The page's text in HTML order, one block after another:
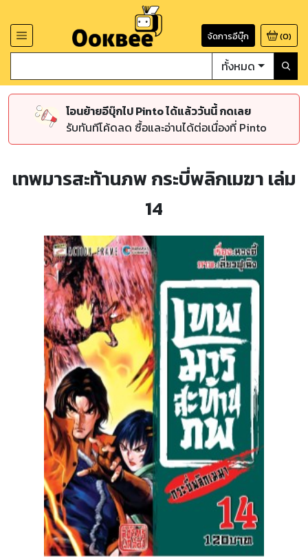
จัดการอีบุ๊ก (0)
ทั้งหมด
โอนย้ายอีบุ๊กไป Pinto ได้แล้ววันนี้ กดเลย
รับทันทีโค้ดลด ซื้อและอ่านได้ต่อเนื่องที่ Pinto
เทพมารสะท้านภพ กระบี่พลิกเมฆา เล่ม
14